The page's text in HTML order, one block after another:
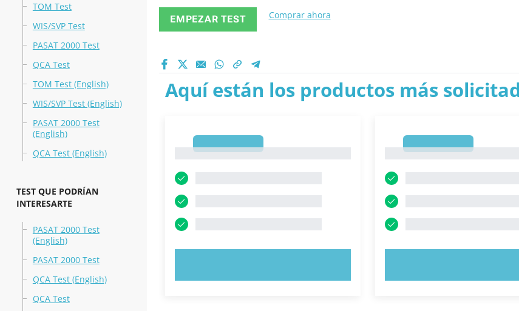
TOM Test
WIS/SVP Test
PASAT 2000 Test
QCA Test
TOM Test (English)
WIS/SVP Test (English)
PASAT 2000 Test
(English)
QCA Test (English)
TEST QUE PODRÍAN
INTERESARTE
PASAT 2000 Test
(English)
PASAT 2000 Test
QCA Test (English)
QCA Test
EMPEZAR TEST Comprar ahora
Aquí están los productos más